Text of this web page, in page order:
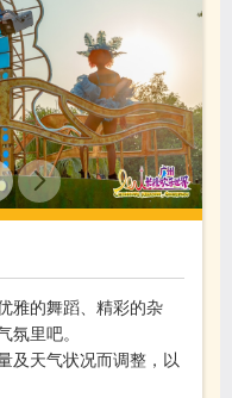
雅的舞蹈、精彩的杂
里吧。
及天气状况而调整，以